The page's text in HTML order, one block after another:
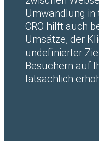
Umwandlung in
CRO hilft auch
Umsätze, der
undefinierter
Besuchern auf
tatsächlich